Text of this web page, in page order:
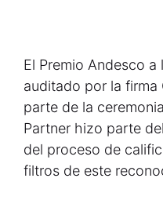
El Premio Andesco
auditado por la
parte de la
Partner hizo parte
del proceso de
filtros de este